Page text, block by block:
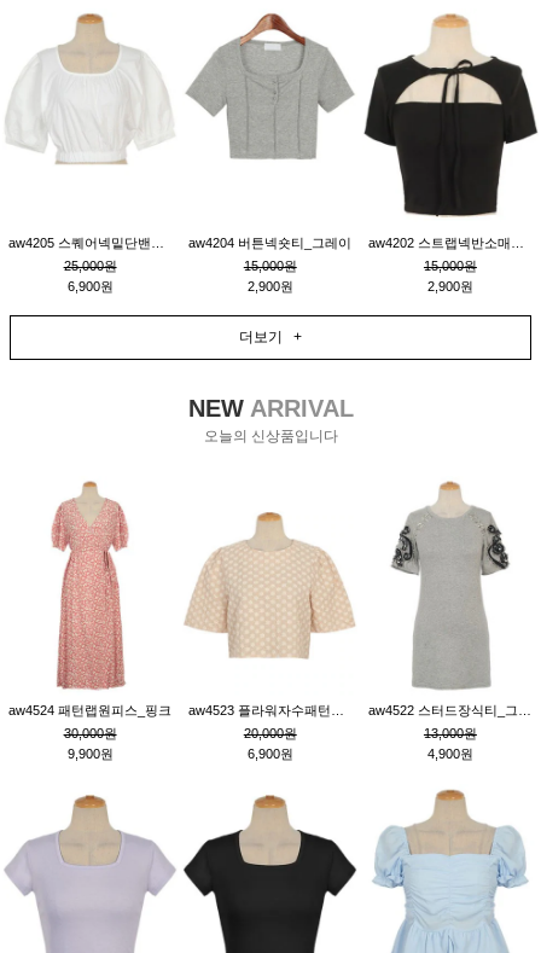
25,000원
6,900원
aw4204 버튼넥숏티_그레이
15,000원
2,900원
15,000원
2,900원
더보기 +
NEWARRIVAL
오늘의 신상품입니다
aw4524 패턴랩원피스_핑크
30,000원
9,900원
20,000원
6,900원
13,000원
4,900원